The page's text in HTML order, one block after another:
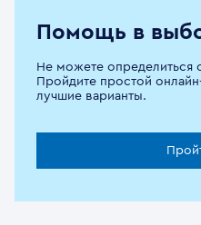
Помощь в
Не можете
Пройдите простой
лучшие варианты.